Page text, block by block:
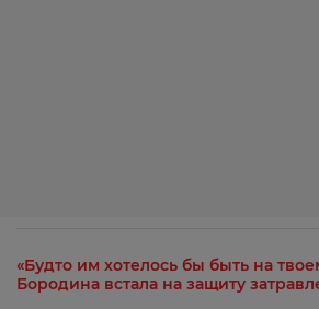
«Будто им хотелось бы быть на
Бородина встала на защиту